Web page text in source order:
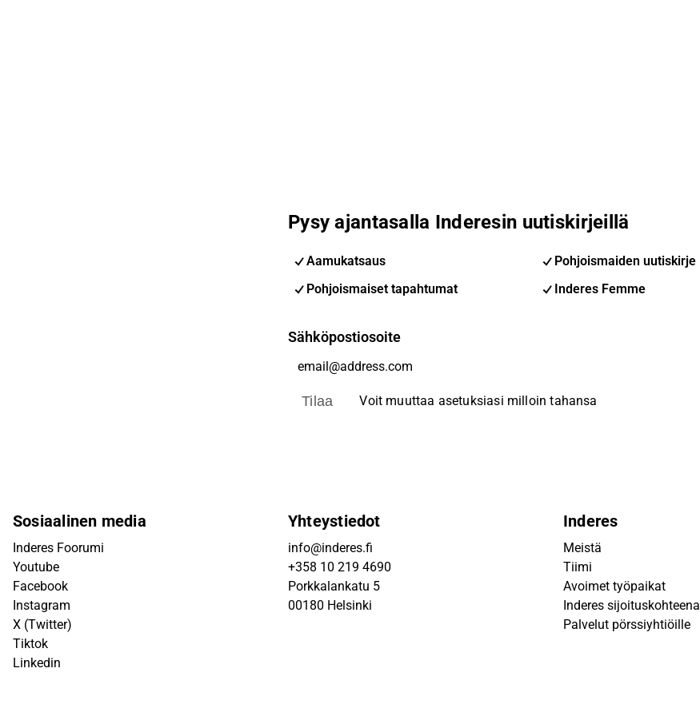
Pysy ajantasalla Inderesin uutiskirjeillä
Aamukatsaus
Pohjoismaiden uutiskirje
Pohjoismaiset tapahtumat
Inderes Femme
Sähköpostiosoite
Tilaa Voit muuttaa asetuksiasi milloin tahansa
Sosiaalinen media
Inderes Foorumi
Youtube
Facebook
Instagram
X (Twitter)
Tiktok
Linkedin
Yhteystiedot
info@inderes.fi
+358 10 219 4690
Porkkalankatu 5
00180 Helsinki
Inderes
Meistä
Tiimi
Avoimet työpaikat
Inderes sijoituskohteena
Palvelut pörssiyhtiöille